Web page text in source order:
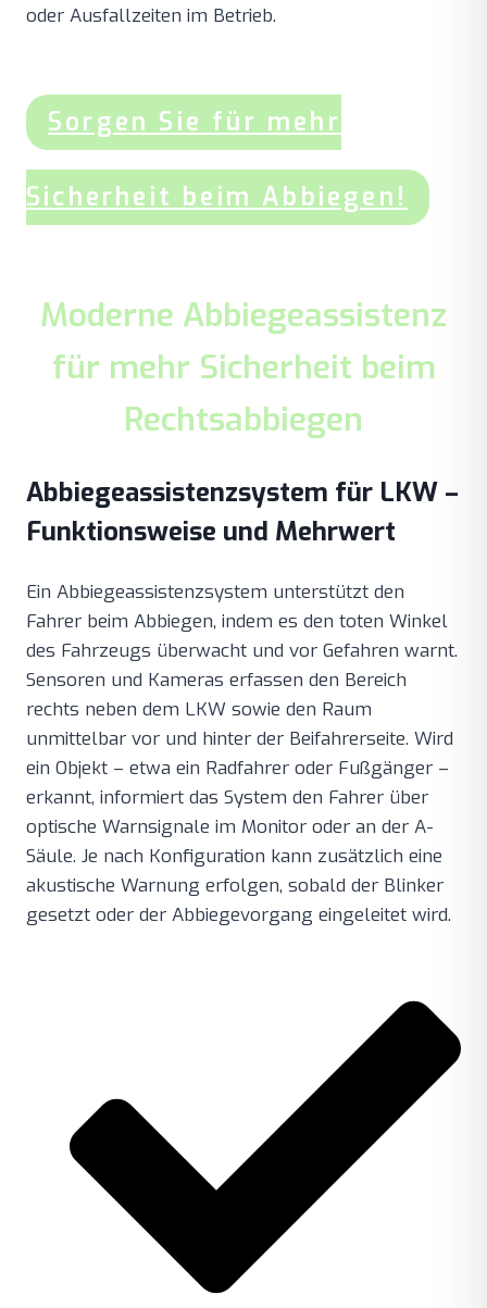
oder Ausfallzeiten im Betrieb.
Sorgen Sie für mehr
Sicherheit beim Abbiegen!
Moderne Abbiegeassistenz
für mehr Sicherheit beim
Rechtsabbiegen
Abbiegeassistenzsystem für LKW –
Funktionsweise und Mehrwert
Ein Abbiegeassistenzsystem unterstützt den
Fahrer beim Abbiegen, indem es den toten Winkel
des Fahrzeugs überwacht und vor Gefahren warnt.
Sensoren und Kameras erfassen den Bereich
rechts neben dem LKW sowie den Raum
unmittelbar vor und hinter der Beifahrerseite. Wird
ein Objekt – etwa ein Radfahrer oder Fußgänger –
erkannt, informiert das System den Fahrer über
optische Warnsignale im Monitor oder an der A-
Säule. Je nach Konfiguration kann zusätzlich eine
akustische Warnung erfolgen, sobald der Blinker
gesetzt oder der Abbiegevorgang eingeleitet wird.